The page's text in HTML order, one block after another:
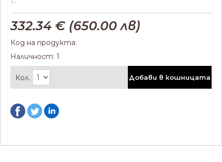
332.34 € (650.00 лв)
Код на продукта:
Наличност: 1
Кол. Добави в кошницата